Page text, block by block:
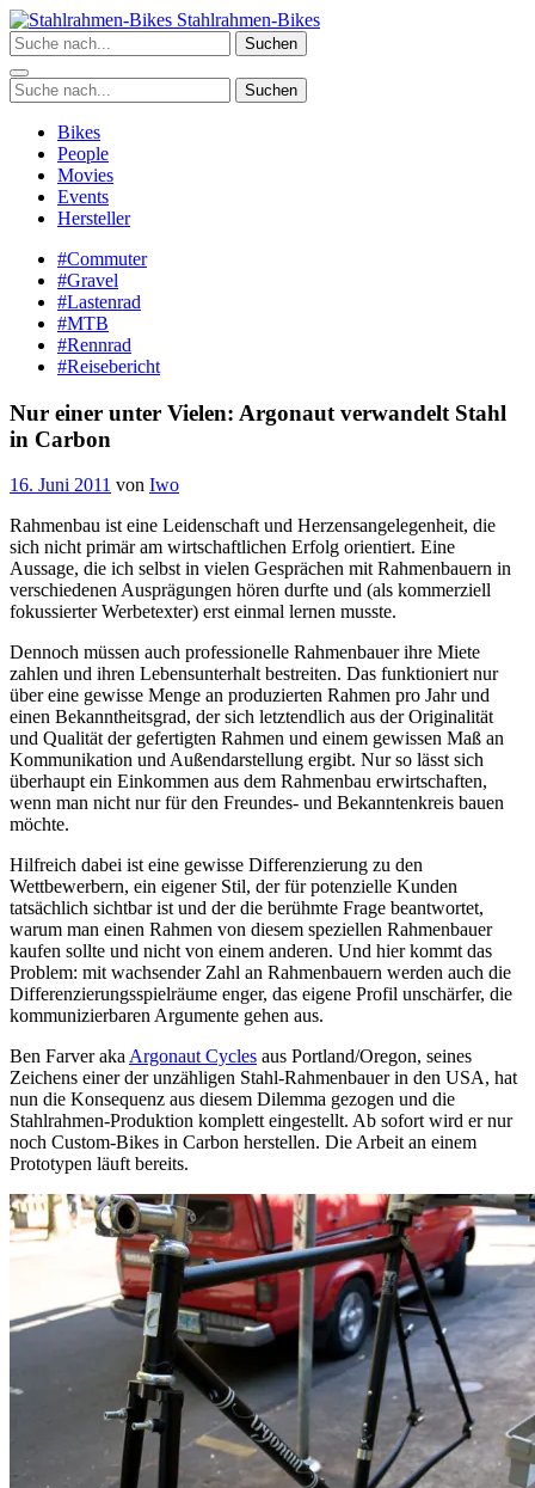
Zum
Inhalt
springen
Stahlrahmen-Bikes
Suchen
Suchen
Bikes
People
Movies
Events
Hersteller
#Commuter
#Gravel
#Lastenrad
#MTB
#Rennrad
#Reisebericht
Nur einer unter Vielen: Argonaut verwandelt Stahl
in Carbon
16. Juni 2011 von Iwo
Rahmenbau ist eine Leidenschaft und Herzensangelegenheit, die
sich nicht primär am wirtschaftlichen Erfolg orientiert. Eine
Aussage, die ich selbst in vielen Gesprächen mit Rahmenbauern in
verschiedenen Ausprägungen hören durfte und (als kommerziell
fokussierter Werbetexter) erst einmal lernen musste.
Dennoch müssen auch professionelle Rahmenbauer ihre Miete
zahlen und ihren Lebensunterhalt bestreiten. Das funktioniert nur
über eine gewisse Menge an produzierten Rahmen pro Jahr und
einen Bekanntheitsgrad, der sich letztendlich aus der Originalität
und Qualität der gefertigten Rahmen und einem gewissen Maß an
Kommunikation und Außendarstellung ergibt. Nur so lässt sich
überhaupt ein Einkommen aus dem Rahmenbau erwirtschaften,
wenn man nicht nur für den Freundes- und Bekanntenkreis bauen
möchte.
Hilfreich dabei ist eine gewisse Differenzierung zu den
Wettbewerbern, ein eigener Stil, der für potenzielle Kunden
tatsächlich sichtbar ist und der die berühmte Frage beantwortet,
warum man einen Rahmen von diesem speziellen Rahmenbauer
kaufen sollte und nicht von einem anderen. Und hier kommt das
Problem: mit wachsender Zahl an Rahmenbauern werden auch die
Differenzierungsspielräume enger, das eigene Profil unschärfer, die
kommunizierbaren Argumente gehen aus.
Ben Farver akaArgonaut Cycles aus Portland/Oregon, seines
Zeichens einer der unzähligen Stahl-Rahmenbauer in den USA, hat
nun die Konsequenz aus diesem Dilemma gezogen und die
Stahlrahmen-Produktion komplett eingestellt. Ab sofort wird er nur
noch Custom-Bikes in Carbon herstellen. Die Arbeit an einem
Prototypen läuft bereits.